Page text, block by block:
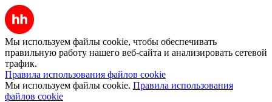
Мы используем файлы cookie, чтобы обеспечивать
правильную работу нашего веб-сайта и анализировать сетевой
трафик.
Правила использования файлов cookie
Мы используем файлы cookie. Правила использования
файлов cookie